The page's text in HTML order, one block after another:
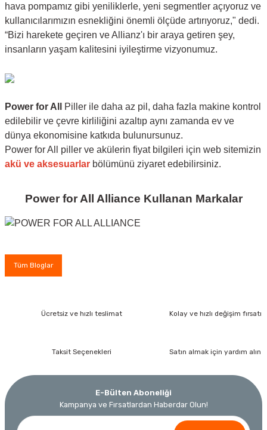
hava pompamız gibi yeniliklerle, yeni segmentler açıyoruz ve
kullanıcılarımızın esnekliğini önemli ölçüde artırıyoruz," dedi.
“Bizi harekete geçiren ve Allianz'ı bir araya getiren şey,
insanların yaşam kalitesini iyileştirme vizyonumuz.
Power for All
Piller ile daha az pil, daha fazla makine kontrol
edilebilir ve çevre kirliliğini azaltıp aynı zamanda ev ve
dünya ekonomisine katkıda bulunursunuz.
Power for All piller ve akülerin fiyat bilgileri için web sitemizin
akü ve aksesuarlar bölümünü ziyaret edebilirsiniz.
Power for All Alliance Kullanan Markalar
Tüm Bloglar
Ücretsiz ve hızlı teslimat Kolay ve hızlı değişim fırsatı
Taksit Seçenekleri Satın almak için yardım alın
E-Bülten Aboneliği
Kampanya ve Fırsatlardan Haberdar Olun!